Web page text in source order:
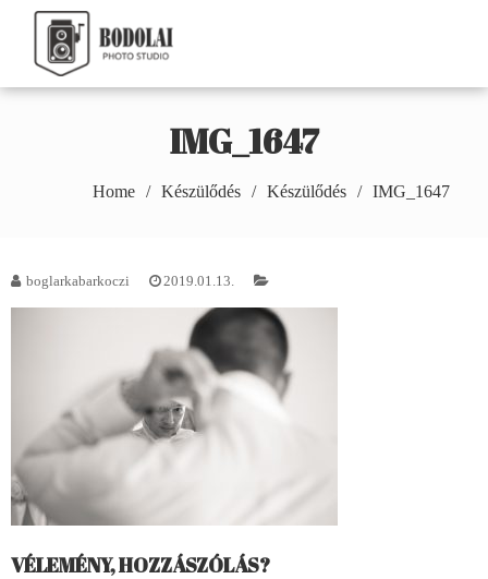
content
Photography
IMG_1647
Home Készülődés Készülődés IMG_1647
boglarkabarkoczi 2019.01.13.
VÉLEMÉNY, HOZZÁSZÓLÁS?